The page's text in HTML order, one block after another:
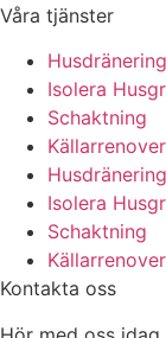
Våra tjänster
Husdränering
Isolera
Schaktning
Husdränering
Isolera
Schaktning
Kontakta oss